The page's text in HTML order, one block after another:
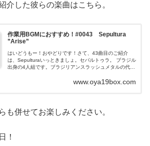
介した彼らの楽曲はこちら。
作業用BGMにおすすめ！#0043 Sepultura
”Arise”
はいどうもー！おやどりです！さて、43曲目のご紹介
は、Sepulturaいっときましょ。セパルトゥラ。 ブラジル
出身の4人組です。ブラジリアンスラッシュメタルの代表
www.oya19box.com
も併せてお楽しみください。
！